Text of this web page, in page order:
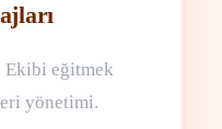
Ekibi eğitmek
yönetimi.